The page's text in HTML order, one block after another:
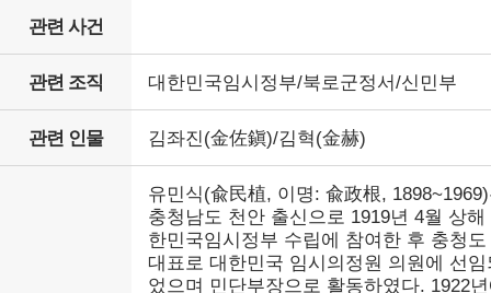
관련 사건
관련 조직 대한민국임시정부/북로군정서/신민부
관련 인물 김좌진(金佐鎭)/김혁(金赫)
유민식(兪民植, 이명: 兪政根,
충청남도 천안 출신으로 1919년 4월 상해
한민국임시정부 수립에 참여한 후 충청도
대표로 대한민국 임시의정원 의원에 선임
었으며 민단부장으로 활동하였다. 1922